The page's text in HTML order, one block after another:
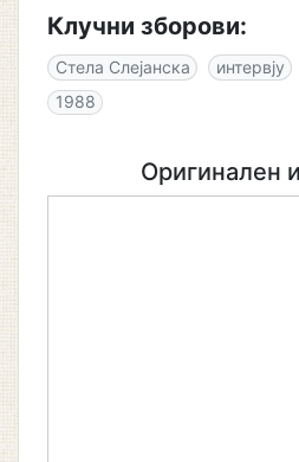
Клучни зборови:
Стела Слејанска интервју
1988
Оригинален